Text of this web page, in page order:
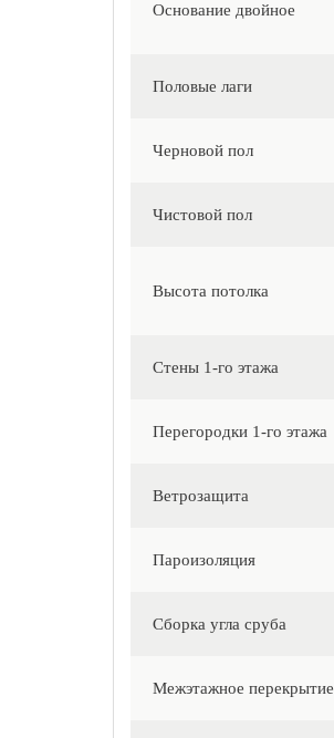
Основание двойное
Половые лаги
Черновой пол
Чистовой пол
Высота потолка
Стены 1-го этажа
Перегородки 1-го этажа
Ветрозащита
Пароизоляция
Сборка угла сруба
Межэтажное перекрытие